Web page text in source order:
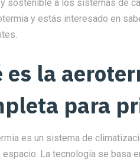
sostenible a los sistemas de
y estás interesado en
es la
para
es un sistema de
espacio. La tecnología se basa